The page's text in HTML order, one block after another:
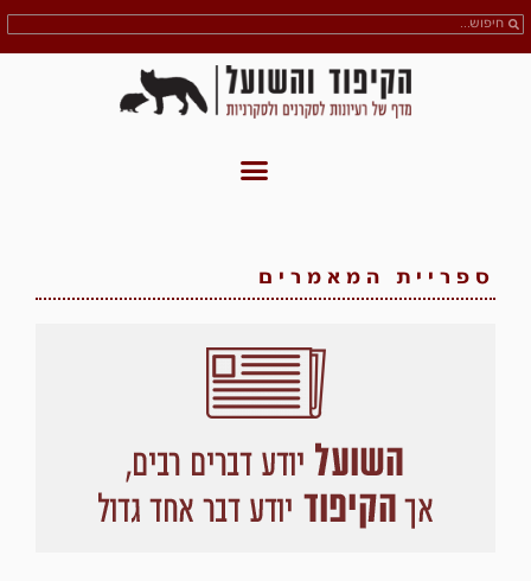
ספריית המאמרים